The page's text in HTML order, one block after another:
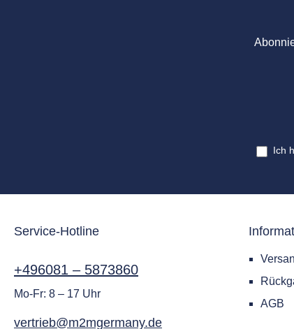
Ich
Service-Hotline
+496081 – 5873860
Mo-Fr: 8 – 17 Uhr
vertrieb@m2mgermany.de
AGB